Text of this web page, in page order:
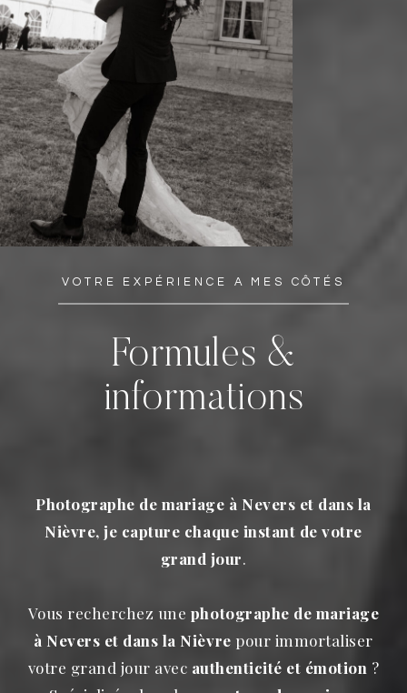
VOTRE EXPÉRIENCE A MES CÔTÉS
Formules &
informations
Photographe de mariage à Nevers et dans la
Nièvre, je capture chaque instant de votre
grand jour.
Vous recherchez une photographe de mariage
à Nevers et dans la Nièvre pour immortaliser
votre grand jour avec authenticité et émotion ?